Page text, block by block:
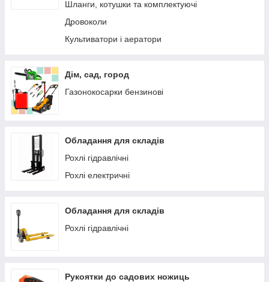
Шланги, котушки та комплектуючі
Дровоколи
Культиватори і аератори
Дім, сад, город
Газонокосарки бензинові
Обладання для складів
Рохлі гідравлічні
Рохлі електричні
Обладання для складів
Рохлі гідравлічні
Рукоятки до садових ножиць